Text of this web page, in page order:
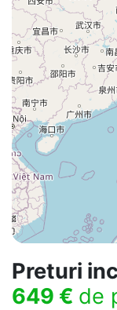
Preturi
649 € de